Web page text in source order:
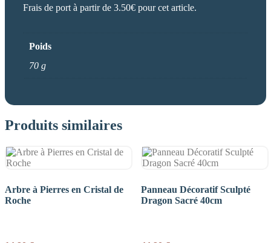
Frais de port à partir de 3.50€ pour cet article.
Poids
70 g
Produits similaires
Arbre à Pierres en Cristal de
Roche
Panneau Décoratif Sculpté
Dragon Sacré 40cm